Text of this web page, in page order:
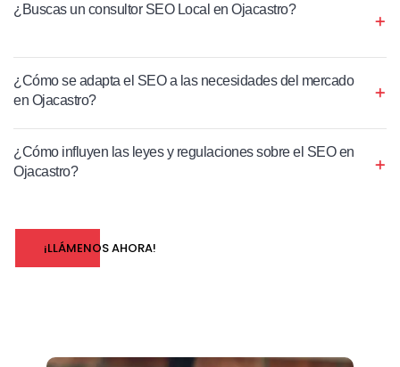
¿Buscas un consultor SEO Local en Ojacastro?
¿Cómo se adapta el SEO a las necesidades del mercado
en Ojacastro?
¿Cómo influyen las leyes y regulaciones sobre el SEO en
Ojacastro?
¡LLÁMENOS AHORA!